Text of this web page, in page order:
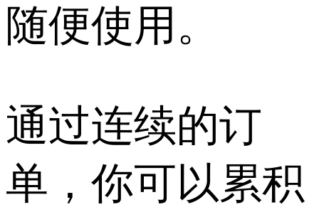
随便使用。
通过连续的订
单，你可以累积